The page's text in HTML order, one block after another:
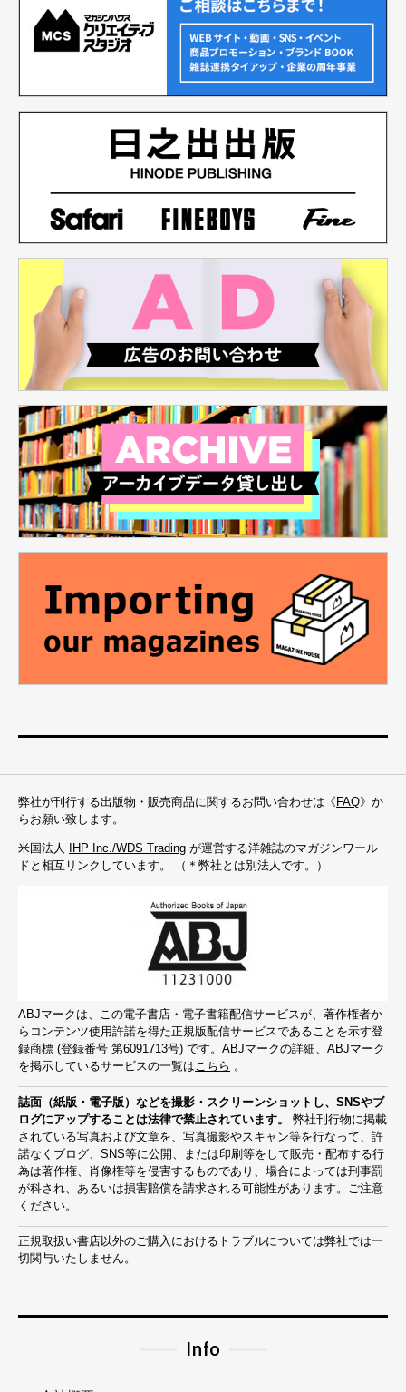
弊社が刊行する出版物・販売商品に関するお問い合わせは《 FAQ》か
らお願い致します。
米国法人 IHP Inc./WDS Trading が運営する洋雑誌のマガジンワール
ドと相互リンクしています。 （＊弊社とは別法人です。）
ABJマークは、この電子書店・電子書籍配信サービスが、著作権者か
らコンテンツ使用許諾を得た正規版配信サービスであることを示す登
録商標 (登録番号 第6091713号) です。ABJマークの詳細、ABJマーク
を掲示しているサービスの一覧はこちら 。
誌面（紙版・電子版）などを撮影・スクリーンショットし、SNSやブ
ログにアップすることは法律で禁止されています。
弊社刊行物に掲載
されている写真および文章を、写真撮影やスキャン等を行なって、許
諾なくブログ、SNS等に公開、または印刷等をして販売・配布する行
為は著作権、肖像権等を侵害するものであり、場合によっては刑事罰
が科され、あるいは損害賠償を請求される可能性があります。ご注意
ください。
正規取扱い書店以外のご購入におけるトラブルについては弊社では一
切関与いたしません。
Info